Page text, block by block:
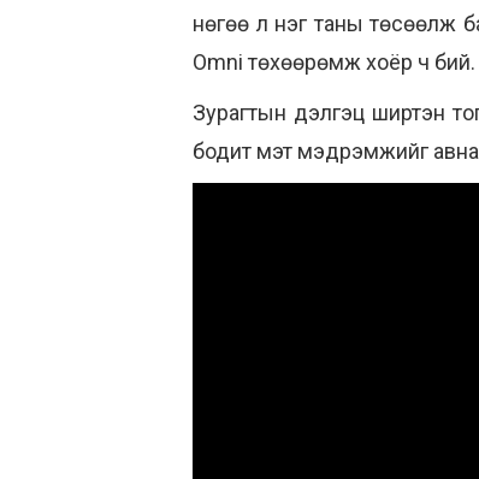
нөгөө л нэг таны төсөөлж
Omniтөхөөрөмж хоёр ч бий.
Зурагтын дэлгэц ширтэн
бодит мэт мэдрэмжийг авна